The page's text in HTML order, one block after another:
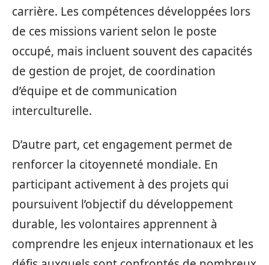
carrière. Les compétences développées lors
de ces missions varient selon le poste
occupé, mais incluent souvent des capacités
de gestion de projet, de coordination
d’équipe et de communication
interculturelle.
D’autre part, cet engagement permet de
renforcer la citoyenneté mondiale. En
participant activement à des projets qui
poursuivent l’objectif du développement
durable, les volontaires apprennent à
comprendre les enjeux internationaux et les